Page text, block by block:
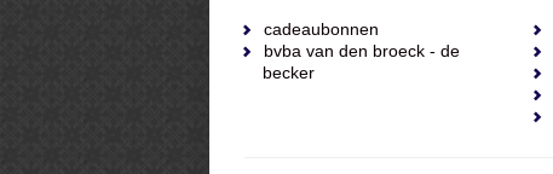
cadeaubonnen
bvba van den broeck - de
becker